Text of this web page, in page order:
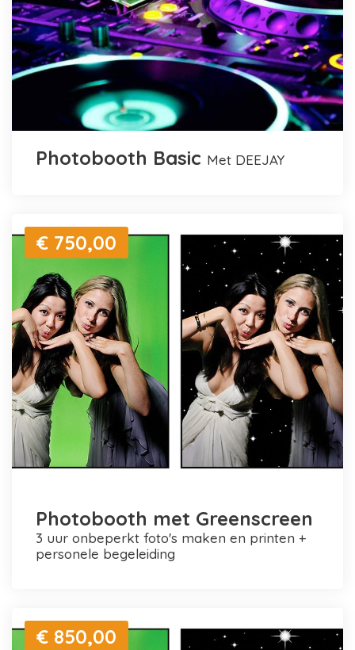
Photobooth Basic met DEEJAY
€ 750,00
Photobooth met Greenscreen
3 uur onbeperkt foto's maken en printen +
personele begeleiding
€ 850,00